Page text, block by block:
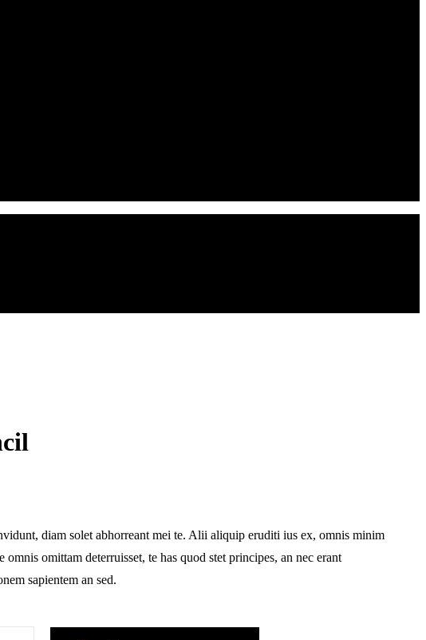
diam solet abhorreant mei te. Alii aliquip eruditi ius ex, omnis minim
omittam deterruisset, te has quod stet principes, an nec erant
sapientem an sed.